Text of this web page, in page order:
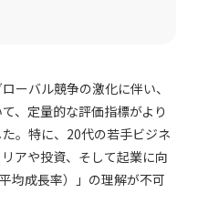
ーバル競争の激化に伴い、
、定量的な評価指標がより
。特に、20代の若手ビジネ
アや投資、そして起業に向
均成長率）」の理解が不可